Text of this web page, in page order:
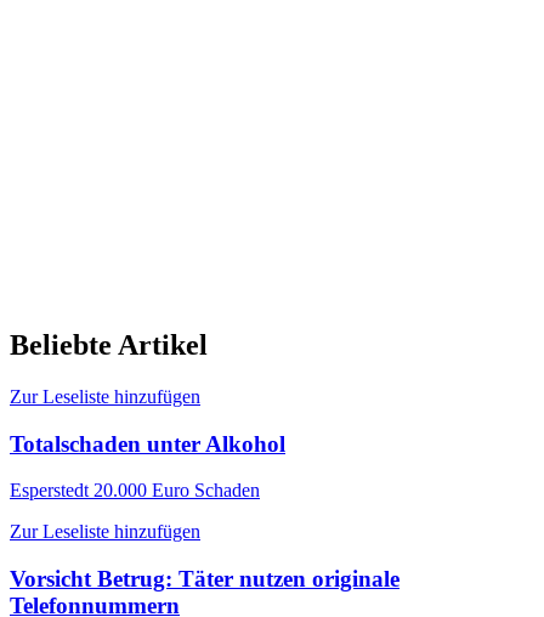
Beliebte Artikel
Zur Leseliste hinzufügen
Totalschaden unter Alkohol
Esperstedt 20.000 Euro Schaden
Zur Leseliste hinzufügen
Vorsicht Betrug: Täter nutzen originale
Telefonnummern